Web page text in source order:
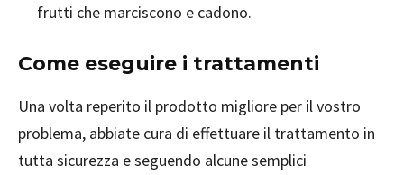
frutti che marciscono e cadono.
Come eseguire i trattamenti
Una volta reperito il prodotto migliore per il vostro
problema, abbiate cura di effettuare il trattamento in
tutta sicurezza e seguendo alcune semplici